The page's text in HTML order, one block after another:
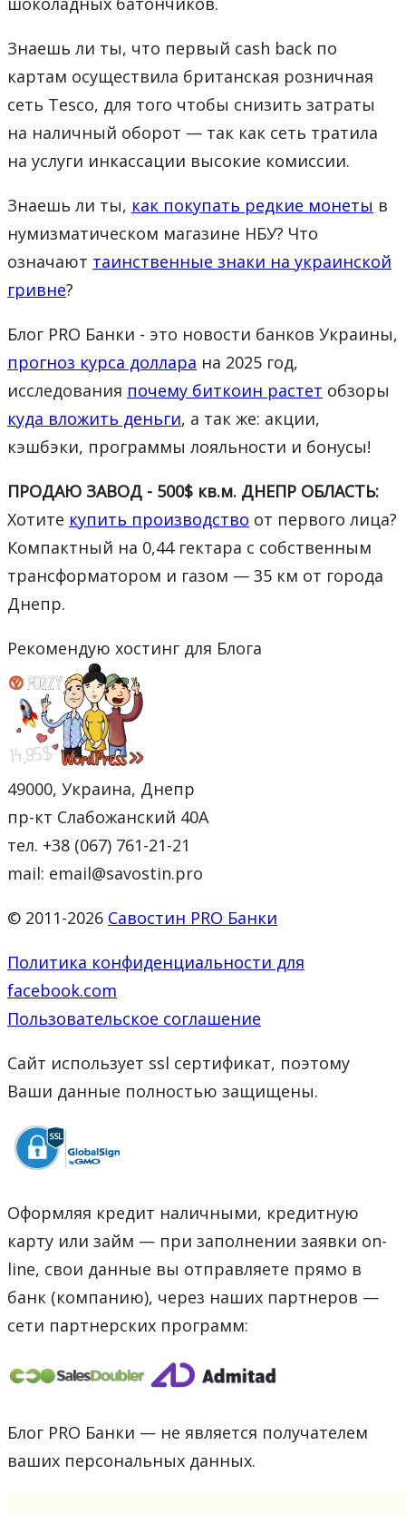
Знаешь ли ты, что первый cash back по
картам осуществила британская розничная
сеть Tesco, для того чтобы снизить затраты
на наличный оборот — так как сеть тратила
на услуги инкассации высокие комиссии.
Знаешь ли ты, как покупать редкие монеты в
нумизматическом магазине НБУ? Что
означают таинственные знаки на украинской
гривне?
Блог PRO Банки - это новости банков Украины,
прогноз курса доллара на 2025 год,
исследования почему биткоин растет обзоры
куда вложить деньги, а так же: акции,
кэшбэки, программы лояльности и бонусы!
ПРОДАЮ ЗАВОД - 500$ кв.м. ДНЕПР ОБЛАСТЬ:
Хотите купить производство от первого лица?
Компактный на 0,44 гектара с собственным
трансформатором и газом — 35 км от города
Днепр.
Рекомендую хостинг для Блога
49000, Украина, Днепр
пр-кт Слабожанский 40А
тел. +38 (067) 761-21-21
mail: email@savostin.pro
© 2011-2026 Савостин PRO Банки
Политика конфиденциальности для
facebook.com
Пользовательское соглашение
Сайт использует ssl сертификат, поэтому
Ваши данные полностью защищены.
Оформляя кредит наличными, кредитную
карту или займ — при заполнении заявки on-
line, свои данные вы отправляете прямо в
банк (компанию), через наших партнеров —
сети партнерских программ:
Блог PRO Банки — не является получателем
ваших персональных данных.